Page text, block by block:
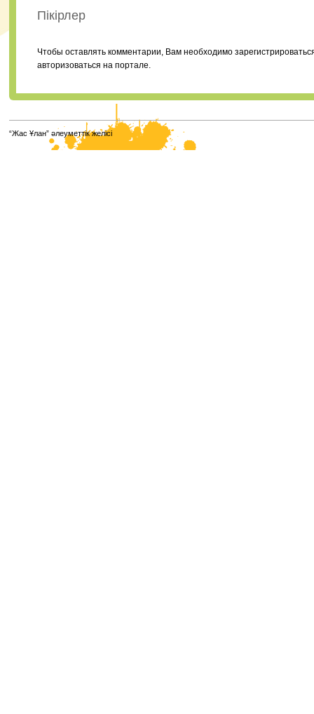
Пікірлер
Чтобы оставлять комментарии, Вам необходимо
авторизоваться на портале.
“Жас Ұлан” әлеуметтік желісі